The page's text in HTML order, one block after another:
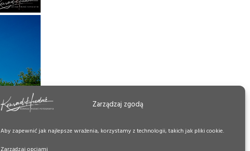
Zarządzaj zgodą
Aby zapewnić jak najlepsze wrażenia, korzystamy z technologii, takich jak pliki cookie.